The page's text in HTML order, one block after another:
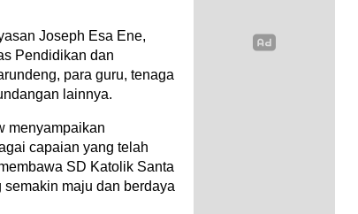
Joseph Esa Ene,
Pendidikan dan
para guru, tenaga
lainnya.
menyampaikan
capaian yang telah
SD Katolik Santa
maju dan berdaya